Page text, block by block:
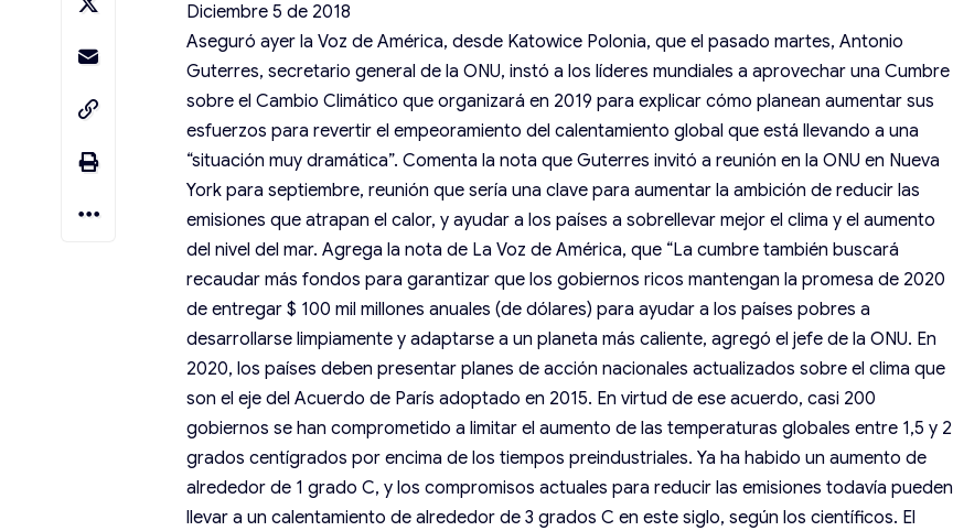
Diciembre 5 de 2018
Aseguró ayer la Voz de América, desde Katowice Polonia, que el pasado martes, Antonio
Guterres, secretario general de la ONU, instó a los líderes mundiales a aprovechar una Cumbre
sobre el Cambio Climático que organizará en 2019 para explicar cómo planean aumentar sus
esfuerzos para revertir el empeoramiento del calentamiento global que está llevando a una
“situación muy dramática”. Comenta la nota que Guterres invitó a reunión en la ONU en Nueva
York para septiembre, reunión que sería una clave para aumentar la ambición de reducir las
emisiones que atrapan el calor, y ayudar a los países a sobrellevar mejor el clima y el aumento
del nivel del mar. Agrega la nota de La Voz de América, que “La cumbre también buscará
recaudar más fondos para garantizar que los gobiernos ricos mantengan la promesa de 2020
de entregar $ 100 mil millones anuales (de dólares) para ayudar a los países pobres a
desarrollarse limpiamente y adaptarse a un planeta más caliente, agregó el jefe de la ONU. En
2020, los países deben presentar planes de acción nacionales actualizados sobre el clima que
son el eje del Acuerdo de París adoptado en 2015. En virtud de ese acuerdo, casi 200
gobiernos se han comprometido a limitar el aumento de las temperaturas globales entre 1,5 y 2
grados centígrados por encima de los tiempos preindustriales. Ya ha habido un aumento de
alrededor de 1 grado C, y los compromisos actuales para reducir las emisiones todavía pueden
llevar a un calentamiento de alrededor de 3 grados C en este siglo, según los científicos. El